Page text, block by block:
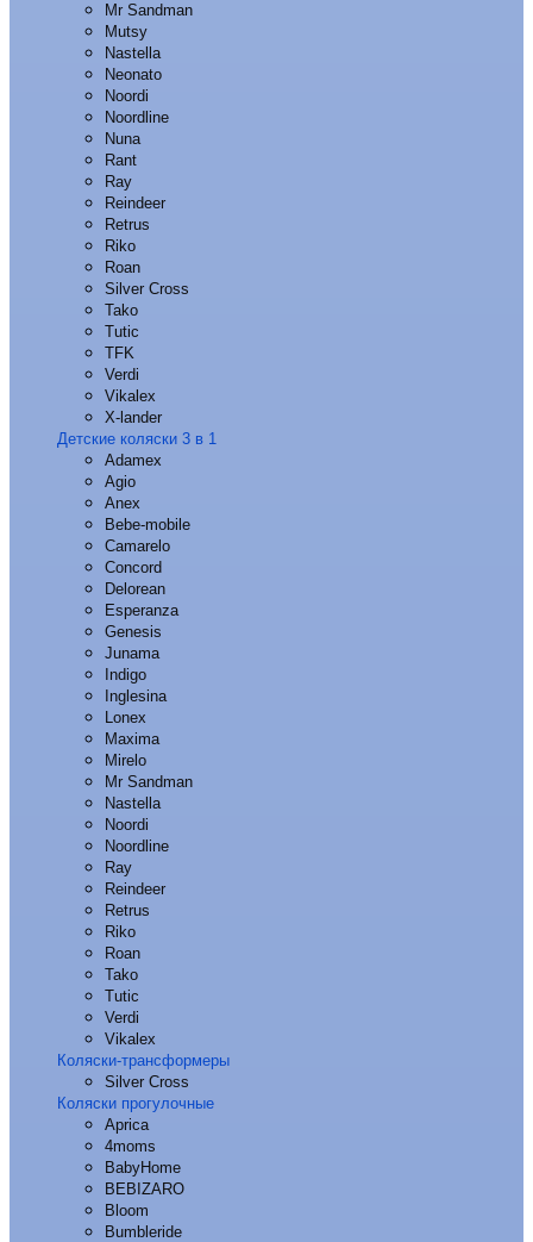
Mr Sandman
Mutsy
Nastella
Neonato
Noordi
Noordline
Nuna
Rant
Ray
Reindeer
Retrus
Riko
Roan
Silver Cross
Tako
Tutic
TFK
Verdi
Vikalex
X-lander
Детские коляски 3 в 1
Adamex
Agio
Anex
Bebe-mobile
Camarelo
Concord
Delorean
Esperanza
Genesis
Junama
Indigo
Inglesina
Lonex
Maxima
Mirelo
Mr Sandman
Nastella
Noordi
Noordline
Ray
Reindeer
Retrus
Riko
Roan
Tako
Tutic
Verdi
Vikalex
Коляски-трансформеры
Silver Cross
Коляски прогулочные
Aprica
4moms
BabyHome
BEBIZARO
Bloom
Bumbleride